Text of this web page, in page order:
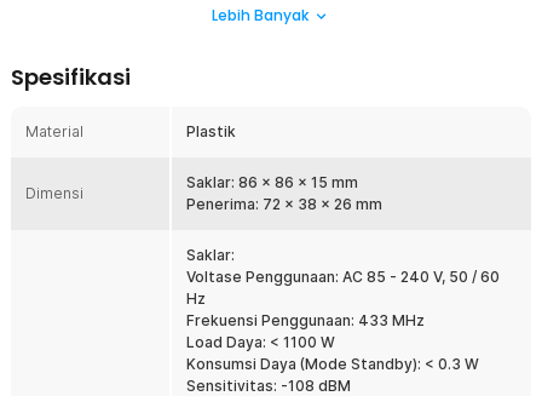
ditangkap dengan penerima nirkabel yang sudah terhubung ke
lampu.
Cara menggunakan saklar sangat mudah. Anda cukup menahan
sebanyak dua kali untuk melakukan pairing ke penerima.
Semakin sedikit barang atau tembok yang menghalangi, maka
koneksi saklar ke lampu akan lebih baik. Jarak jangkauan yang luas
ini membuat saklar ini sangat praktis digunakan.
Memiliki strip yang dapat menghasilkan cahaya pada malam hari
sehingga Anda dapat mengetahui posisi saklar dengan mudah. Fitur
Lebih Banyak
Spesifikasi
Material Plastik
Dimensi
Saklar: 86 x 86 x 15 mm
Penerima: 72 x 38 x 26 mm
Saklar:
Voltase Penggunaan: AC 85 - 240 V, 50 / 60
Hz
Frekuensi Penggunaan: 433 MHz
Load Daya: < 1100 W
Konsumsi Daya (Mode Standby): < 0.3 W
Sensitivitas: -108 dBM